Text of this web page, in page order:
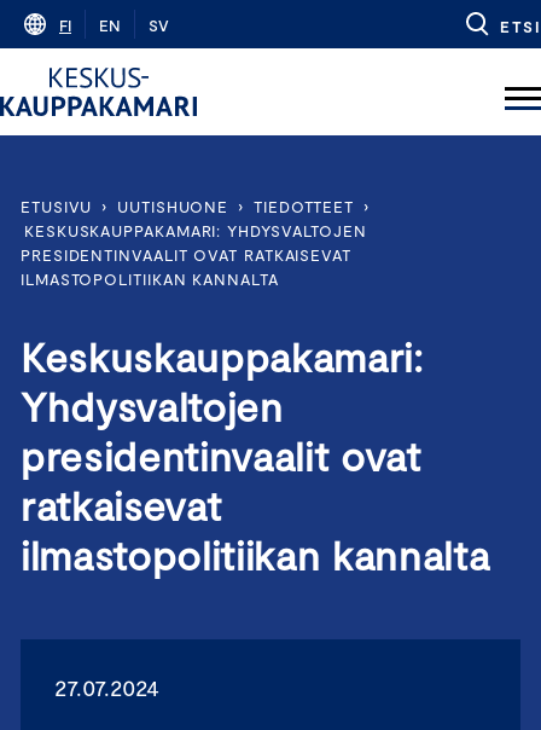
Skip
content
FI EN SV ETSI
ETUSIVU › UUTISHUONE › TIEDOTTEET
›
KESKUSKAUPPAKAMARI: YHDYSVALTOJEN
PRESIDENTINVAALIT OVAT RATKAISEVAT
ILMASTOPOLITIIKAN KANNALTA
Keskuskauppakamari:
Yhdysvaltojen
presidentinvaalit ovat
ratkaisevat
ilmastopolitiikan kannalta
27.07.2024